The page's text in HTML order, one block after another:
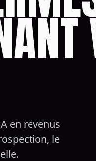
en revenus
le